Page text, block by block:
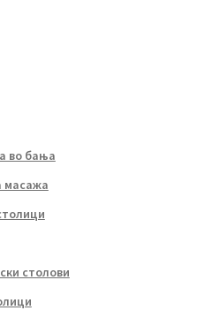
во бања
масажа
столови